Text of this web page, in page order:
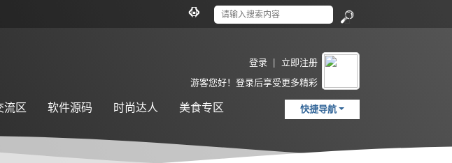
索
版
登录
立即注册
游客您好！登录后享受更多精彩
快捷导航
流区 软件源码 时尚达人
美食专区